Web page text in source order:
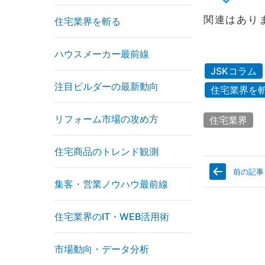
関連はあり
JSKコラム
住宅業界を
住宅業界
前の記事
住宅業界を斬る
ハウスメーカー最前線
注目ビルダーの最新動向
リフォーム市場の攻め方
住宅商品のトレンド観測
集客・営業ノウハウ最前線
住宅業界のIT・WEB活用術
市場動向・データ分析